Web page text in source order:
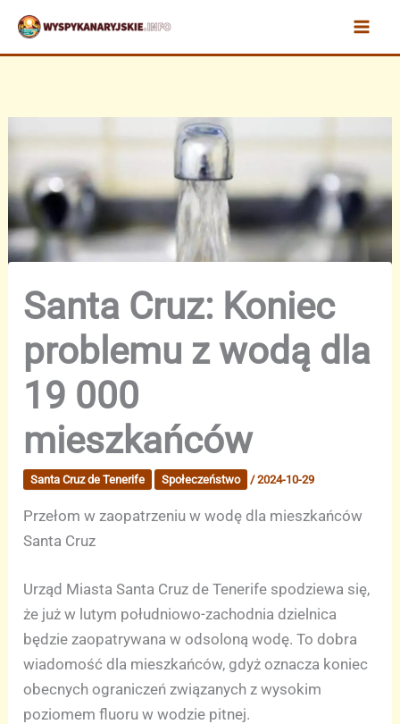
Przejdź
treści
Santa Cruz: Koniec
problemu z wodą dla
19 000
mieszkańców
Santa Cruz de Tenerife Społeczeństwo /2024-10-29
Przełom w zaopatrzeniu w wodę dla mieszkańców
Santa Cruz
Urząd Miasta Santa Cruz de Tenerife spodziewa się,
że już w lutym południowo-zachodnia dzielnica
będzie zaopatrywana w odsoloną wodę. To dobra
wiadomość dla mieszkańców, gdyż oznacza koniec
obecnych ograniczeń związanych z wysokim
poziomem fluoru w wodzie pitnej.